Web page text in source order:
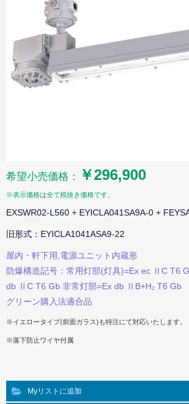
希望小売価格： ￥296,900
※表示価格は全て税抜き価格です。
EXSWR02-L560 + EYICLA041SA9A-0 +
旧形式：EYICLA1041ASA9-22
屋内・軒下用,電源ユニット内蔵形
防爆構造記号：常用灯部(灯具)=Ex ec ⅡC T6
db ⅡC T6 Gb 非常灯部=Ex db ⅡB+H₂ T6 Gb
グリーン購入法適合品
※イエロータイプ(前面ガラス)も特注にて対応いたします。
※落下防止ワイヤ付属
Myリストに追加